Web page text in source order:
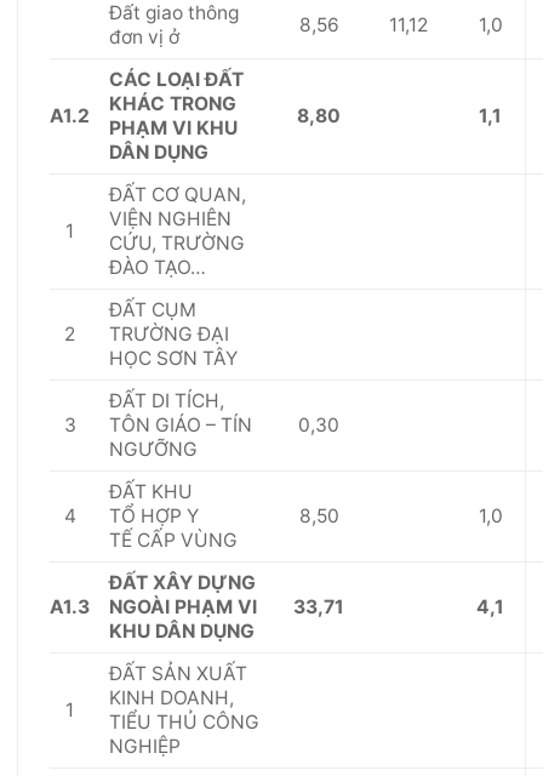
Đất giao thông
đơn vị ở
8,56 11,12 1,0
A1.2
CÁC LOẠIĐẤT
KHÁC TRONG
PHẠM VI KHU
DÂN DỤNG
8,80 1,1
1
ĐẤT CƠ QUAN,
VIỆN NGHIÊN
CỨU, TRƯỜNG
ĐÀO TẠO…
2
ĐẤT CỤM
TRƯỜNG ĐẠI
HỌC SƠN TÂY
3
ĐẤT DI TÍCH,
TÔN GIÁO – TÍN
NGƯỠNG
0,30
4
ĐẤT KHU
TỔ HỢP Y
TẾCẤP VÙNG
8,50 1,0
A1.3
ĐẤT XÂY DỰNG
NGOÀI PHẠM VI
KHU DÂN DỤNG
33,71 4,1
1
ĐẤT SẢN XUẤT
KINH DOANH,
TIỂU THỦ CÔNG
NGHIỆP